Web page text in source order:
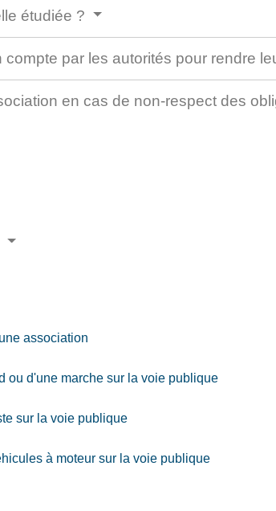
étudiée ?
par les autorités pour rendre
en cas de non-respect des
association
ou d'une marche sur la voie publique
sur la voie publique
à moteur sur la voie publique